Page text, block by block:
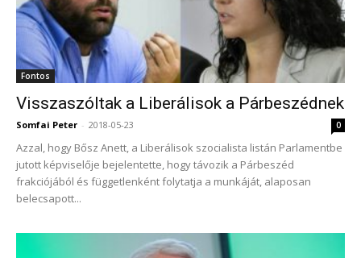
Fontos
Visszaszóltak a Liberálisok a Párbeszédnek
Somfai Peter - 2018-05-23 0
Azzal, hogy Bősz Anett, a Liberálisok szocialista listán Parlamentbe
jutott képviselője bejelentette, hogy távozik a Párbeszéd
frakciójából és függetlenként folytatja a munkáját, alaposan
belecsapott...